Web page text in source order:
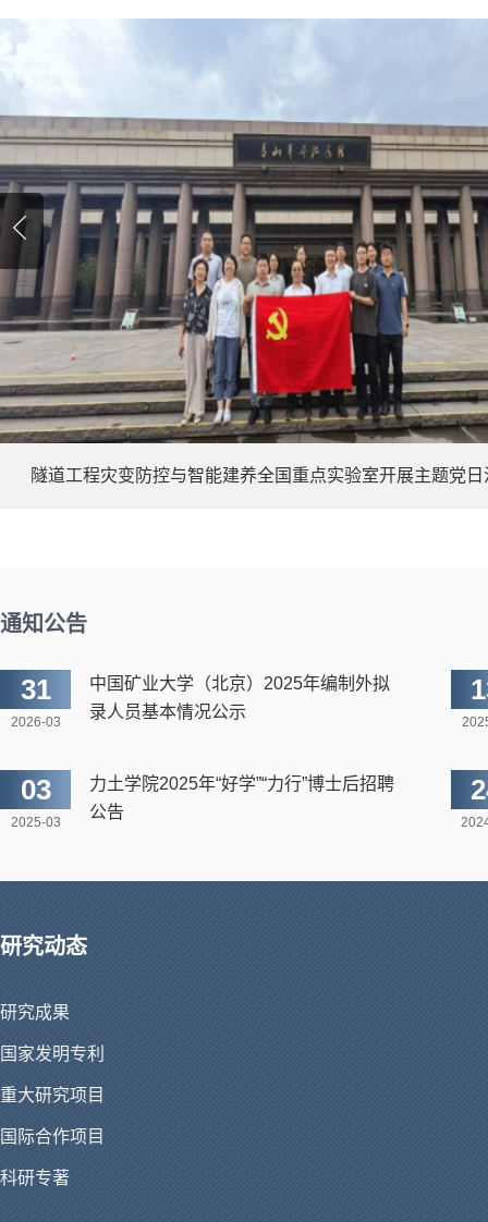
隧道工程灾变防控与智能建养全国重点实验室开展主题党日
通知公告
31
2026-03
中国矿业大学（北京）2025年编制外拟
录人员基本情况公示
03
2025-03
力土学院2025年“好学”“力行”博士后招聘
公告
研究动态
研究成果
国家发明专利
重大研究项目
国际合作项目
科研专著